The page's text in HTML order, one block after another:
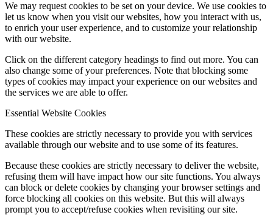
Hírek
Hirdetések
FÉNY ÉS FORRÁS egyházközségünk lapja
Galéria
We may request cookies to be set on your device. We use cookies to
let us know when you visit our websites, how you interact with us,
to enrich your user experience, and to customize your relationship
with our website.
Click on the different category headings to find out more. You can
also change some of your preferences. Note that blocking some
types of cookies may impact your experience on our websites and
the services we are able to offer.
Essential Website Cookies
These cookies are strictly necessary to provide you with services
available through our website and to use some of its features.
Because these cookies are strictly necessary to deliver the website,
refusing them will have impact how our site functions. You always
can block or delete cookies by changing your browser settings and
force blocking all cookies on this website. But this will always
prompt you to accept/refuse cookies when revisiting our site.